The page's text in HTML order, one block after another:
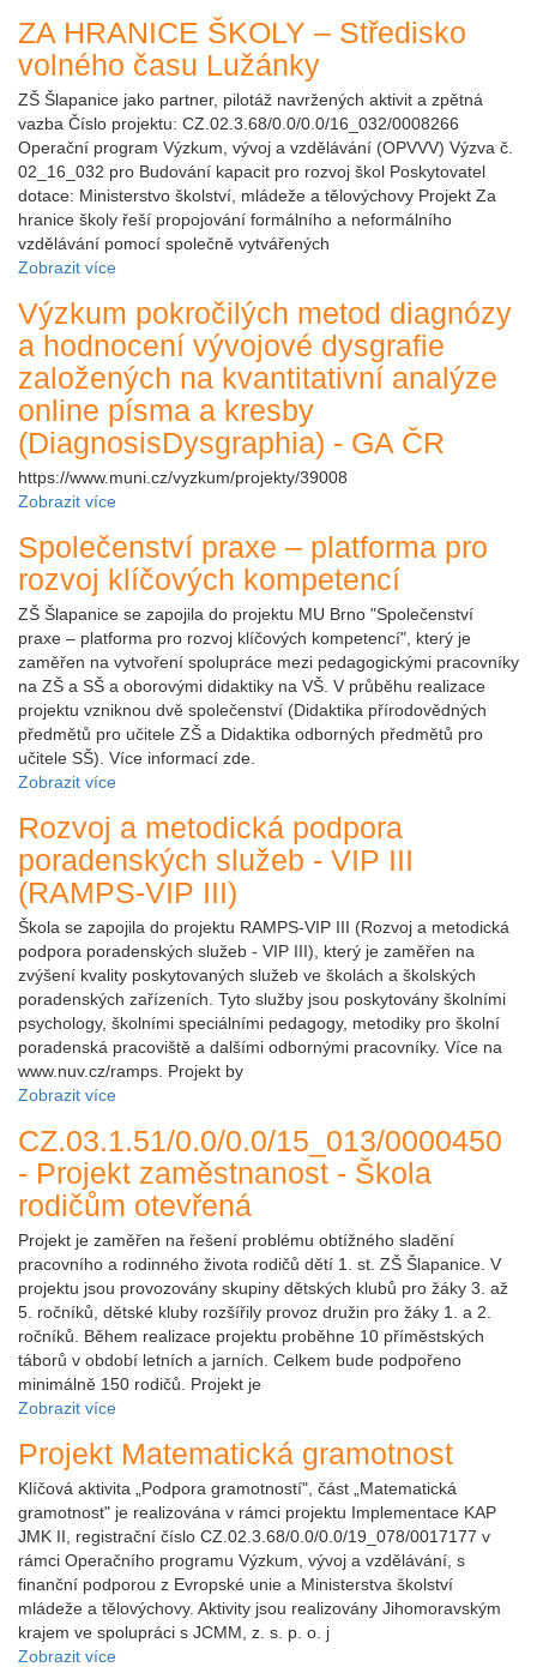
ZA HRANICE ŠKOLY – Středisko
volného času Lužánky
ZŠ Šlapanice jako partner, pilotáž navržených aktivit a zpětná
vazba Číslo projektu: CZ.02.3.68/0.0/0.0/16_032/0008266
Operační program Výzkum, vývoj a vzdělávání (OPVVV) Výzva č.
02_16_032 pro Budování kapacit pro rozvoj škol Poskytovatel
dotace: Ministerstvo školství, mládeže a tělovýchovy Projekt Za
hranice školy řeší propojování formálního a neformálního
vzdělávání pomocí společně vytvářených
Zobrazit více
Výzkum pokročilých metod diagnózy
a hodnocení vývojové dysgrafie
založených na kvantitativní analýze
online písma a kresby
(DiagnosisDysgraphia) - GA ČR
https://www.muni.cz/vyzkum/projekty/39008
Zobrazit více
Společenství praxe – platforma pro
rozvoj klíčových kompetencí
ZŠ Šlapanice se zapojila do projektu MU Brno "Společenství
praxe – platforma pro rozvoj klíčových kompetencí", který je
zaměřen na vytvoření spolupráce mezi pedagogickými pracovníky
na ZŠ a SŠ a oborovými didaktiky na VŠ. V průběhu realizace
projektu vzniknou dvě společenství (Didaktika přírodovědných
předmětů pro učitele ZŠ a Didaktika odborných předmětů pro
učitele SŠ). Více informací zde.
Zobrazit více
Rozvoj a metodická podpora
poradenských služeb - VIP III
(RAMPS-VIP III)
Škola se zapojila do projektu RAMPS-VIP III (Rozvoj a metodická
podpora poradenských služeb - VIP III), který je zaměřen na
zvýšení kvality poskytovaných služeb ve školách a školských
poradenských zařízeních. Tyto služby jsou poskytovány školními
psychology, školními speciálními pedagogy, metodiky pro školní
poradenská pracoviště a dalšími odbornými pracovníky. Více na
www.nuv.cz/ramps. Projekt by
Zobrazit více
CZ.03.1.51/0.0/0.0/15_013/0000450
- Projekt zaměstnanost - Škola
rodičům otevřená
Projekt je zaměřen na řešení problému obtížného sladění
pracovního a rodinného života rodičů dětí 1. st. ZŠ Šlapanice. V
projektu jsou provozovány skupiny dětských klubů pro žáky 3. až
5. ročníků, dětské kluby rozšířily provoz družin pro žáky 1. a 2.
ročníků. Během realizace projektu proběhne 10 příměstských
táborů v období letních a jarních. Celkem bude podpořeno
minimálně 150 rodičů. Projekt je
Zobrazit více
Projekt Matematická gramotnost
Klíčová aktivita „Podpora gramotností", část „Matematická
gramotnost" je realizována v rámci projektu Implementace KAP
JMK II, registrační číslo CZ.02.3.68/0.0/0.0/19_078/0017177 v
rámci Operačního programu Výzkum, vývoj a vzdělávání, s
finanční podporou z Evropské unie a Ministerstva školství
mládeže a tělovýchovy. Aktivity jsou realizovány Jihomoravským
krajem ve spolupráci s JCMM, z. s. p. o. j
Zobrazit více